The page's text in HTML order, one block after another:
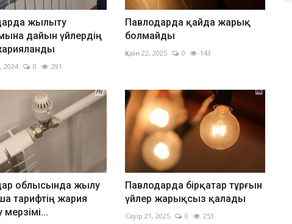
жылыту
дайын үйлердің
2024 0 291
Павлодарда қайда жарық
болмайды
Қазан 22, 2025 0 143
облысында жылу
тарифтің жария
Павлодарда бірқатар тұрғын
үйлер жарықсыз қалады
Сәуір 21, 2025 0 253